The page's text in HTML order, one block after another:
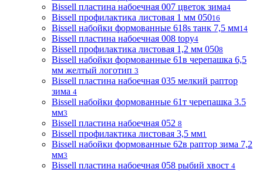
Bissell пластина набоечная 007 цветок зима4
Bissell профилактика листовая 1 мм 05016
Bissell набойки формованные 618s танк 7,5 мм14
Bissell пластина набоечная 008 topy4
Bissell профилактика листовая 1,2 мм 0508
Bissell набойки формованные 61в черепашка 6,5
мм желтый логотип 3
Bissell пластина набоечная 035 мелкий раптор
зима 4
Bissell набойки формованные 61т черепашка 3.5
мм3
Bissell пластина набоечная 052 8
Bissell профилактика листовая 3,5 мм1
Bissell набойки формованные 62в раптор зима 7,2
мм3
Bissell пластина набоечная 058 рыбий хвост 4